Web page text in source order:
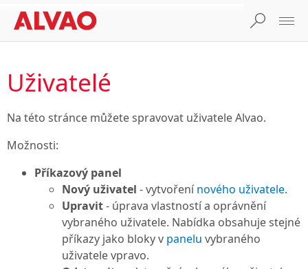
Uživatelé
Na této stránce můžete spravovat uživatele Alvao.
Možnosti:
Příkazový panel
Nový uživatel - vytvoření nového uživatele.
Upravit- úprava vlastností a oprávnění
vybraného uživatele. Nabídka obsahuje stejné
příkazy jako bloky v panelu vybraného
uživatele vpravo.